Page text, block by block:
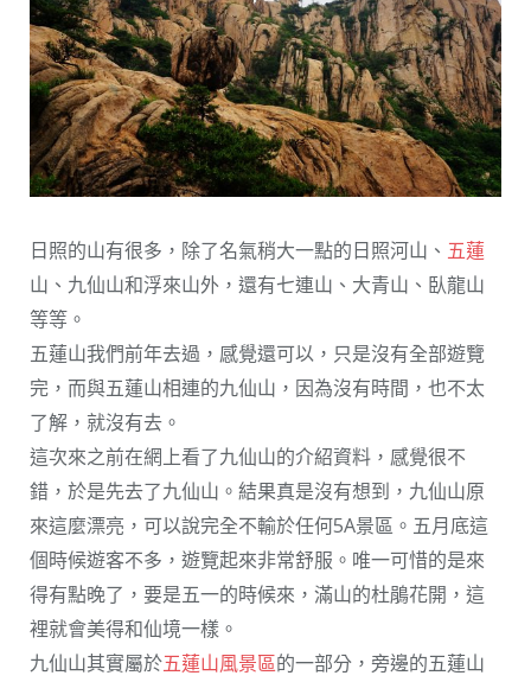
日照的山有很多，除了名氣稍大一點的日照河山、 五蓮
山、九仙山和浮來山外，還有七連山、大青山、臥龍山
等等。
五蓮山我們前年去過，感覺還可以，只是沒有全部遊覽
完，而與五蓮山相連的九仙山，因為沒有時間，也不太
了解，就沒有去。
這次來之前在網上看了九仙山的介紹資料，感覺很不
錯，於是先去了九仙山。結果真是沒有想到，九仙山原
來這麼漂亮，可以說完全不輸於任何5A景區。五月底這
個時候遊客不多，遊覽起來非常舒服。唯一可惜的是來
得有點晚了，要是五一的時候來，滿山的杜鵑花開，這
裡就會美得和仙境一樣。
九仙山其實屬於五蓮山風景區的一部分，旁邊的五蓮山